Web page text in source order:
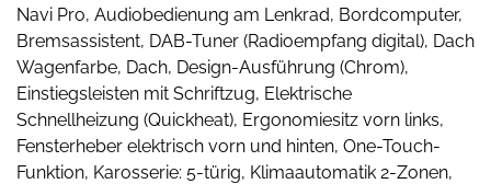
Navi Pro, Audiobedienung am Lenkrad, Bordcomputer,
Bremsassistent, DAB-Tuner (Radioempfang digital), Dach
Wagenfarbe, Dach, Design-Ausführung (Chrom),
Einstiegsleisten mit Schriftzug, Elektrische
Schnellheizung (Quickheat), Ergonomiesitz vorn links,
Fensterheber elektrisch vorn und hinten, One-Touch-
Funktion, Karosserie: 5-türig, Klimaautomatik 2-Zonen,